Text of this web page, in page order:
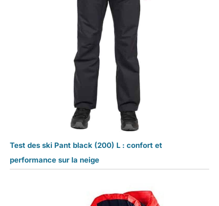
Test des ski Pant black (200) L : confort et
performance sur la neige